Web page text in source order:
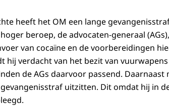
heeft het OM een lange
beroep, de advocaten-generaal
van cocaïne en de voorbereidingen
hij verdacht van het bezit van
de AGs daarvoor passend.
uitzitten. Dit omdat hij in